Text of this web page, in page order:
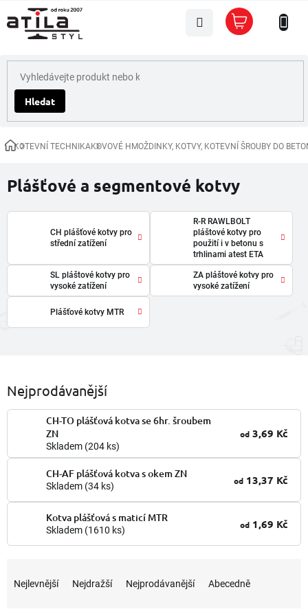
na
obsah
Hledat
Nákupní
košík
DomůKOTEVNÍ TECHNIKAKOVOVÉ HMOŽDINKY, KOTVY, KOTEVNÍ ŠROUBY DO
Plášťové a segmentové kotvy
CH plášťové kotvy pro
střední zatížení
R-R RAWLBOLT
pláštové kotvy pro
použití i v betonu s
trhlinami atest ETA
SL pláštové kotvy pro
vysoké zatížení
ZA pláštové kotvy pro
vysoké zatížení
Plášťové kotvy MTR
Nejprodávanější
CH-TO plášťová kotva se 6hr. šroubem
ZN
Skladem (204 ks)
od 3,69 Kč
CH-AF plášťová kotva s okem ZN
Skladem (34 ks)
od 13,37 Kč
Kotva plášťová s maticí MTR
Skladem (1610 ks)
od 1,69 Kč
Nejlevnější Nejdražší Nejprodávanější Abecedně